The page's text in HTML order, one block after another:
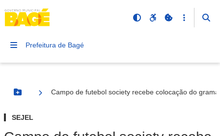
Prefeitura de Bagé
Botão Menu
Campo de futebol society recebe colocação do
SEJEL